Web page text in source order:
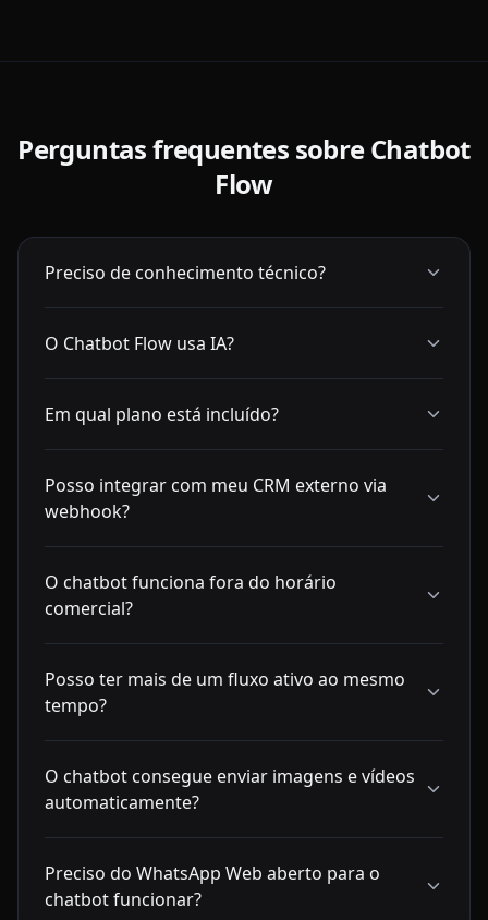
Perguntas frequentes sobreChatbot
Flow
Preciso de conhecimento técnico?
O Chatbot Flow usa IA?
Em qual plano está incluído?
Posso integrar com meu CRM externo via
webhook?
O chatbot funciona fora do horário
comercial?
Posso ter mais de um fluxo ativo ao mesmo
tempo?
O chatbot consegue enviar imagens e vídeos
automaticamente?
Preciso do WhatsApp Web aberto para o
chatbot funcionar?